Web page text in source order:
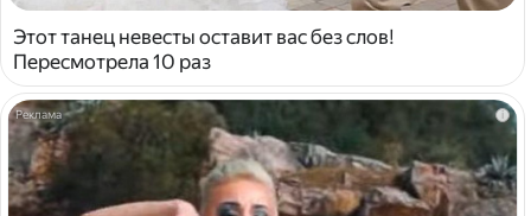
Этот танец невесты оставит вас без слов!
Пересмотрела 10 раз
i